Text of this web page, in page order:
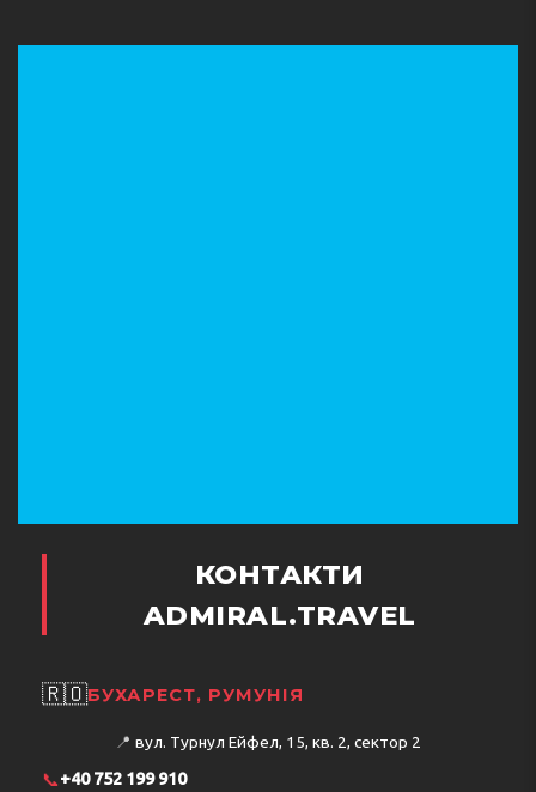
КОНТАКТИ
ADMIRAL.TRAVEL
🇷🇴БУХАРЕСТ, РУМУНІЯ
📍 вул. Турнул Ейфел, 15, кв. 2, сектор 2
📞+40 752 199 910